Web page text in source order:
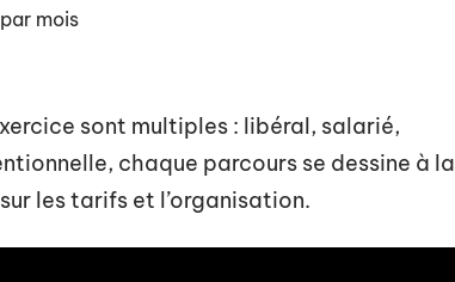
mois
sont multiples : libéral, salarié,
chaque parcours se dessine à la
les tarifs et l’organisation.